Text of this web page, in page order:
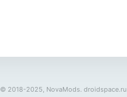
© 2018-2025, NovaMods. droidspace.ru